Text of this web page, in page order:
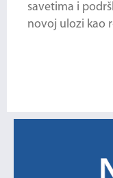
savetima i
novoj ulozi kao